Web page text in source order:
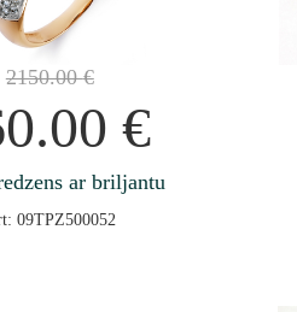
2150.00€
€
ar briljantu
09TPZ500052